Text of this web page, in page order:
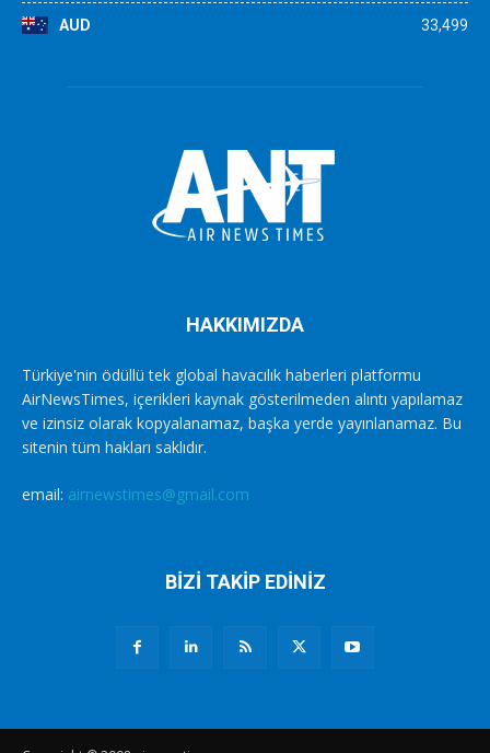
AUD 33,499
HAKKIMIZDA
Türkiye'nin ödüllü tek global havacılık haberleri platformu
AirNewsTimes, içerikleri kaynak gösterilmeden alıntı yapılamaz
ve izinsiz olarak kopyalanamaz, başka yerde yayınlanamaz. Bu
sitenin tüm hakları saklıdır.
email: airnewstimes@gmail.com
BİZİ TAKİP EDİNİZ